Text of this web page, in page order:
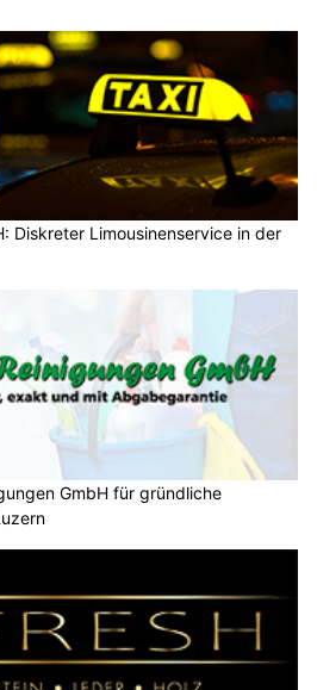
Diskreter Limousinenservice in der
GmbH für gründliche